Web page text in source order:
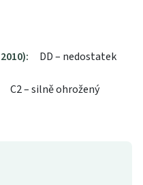
DD – nedostatek
C2 – silně ohrožený